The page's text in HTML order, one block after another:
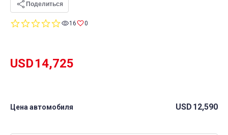
0.016 0
USD14,725
Цена автомобиля USD 12,590
Поделиться